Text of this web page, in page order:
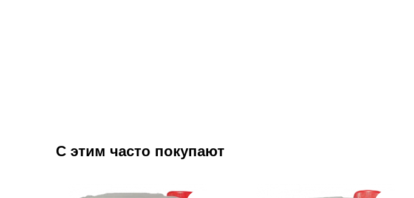
С этим часто покупают